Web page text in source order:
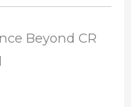
Beyond CR